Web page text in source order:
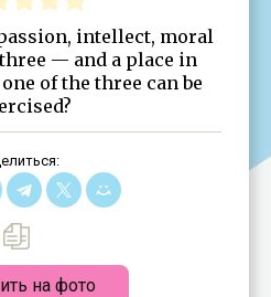
intellect, moral
— and a place in
of the three can be
на фото